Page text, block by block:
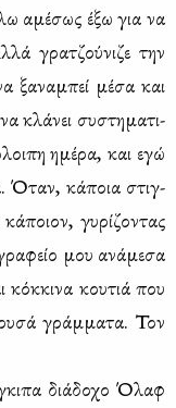
αμέ­σως έξω για να
γρα­τζού­νι­ζε την
ξα­να­μπεί μέ­σα και
κλά­νει συ­στη­μα­τι­
ημέ­ρα, και εγώ
Όταν, κά­ποια στιγ­
γυ­ρί­ζο­ντας
μου ανά­με­σα
κου­τιά που
γράμ­μα­τα. Τον
διά­δο­χο Όλαφ